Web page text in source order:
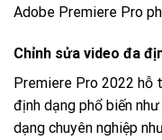
Adobe Premiere Pro
Chỉnh sửa video đa
Premiere Pro 2022 hỗ
định dạng phổ biến
dạng chuyên nghiệp